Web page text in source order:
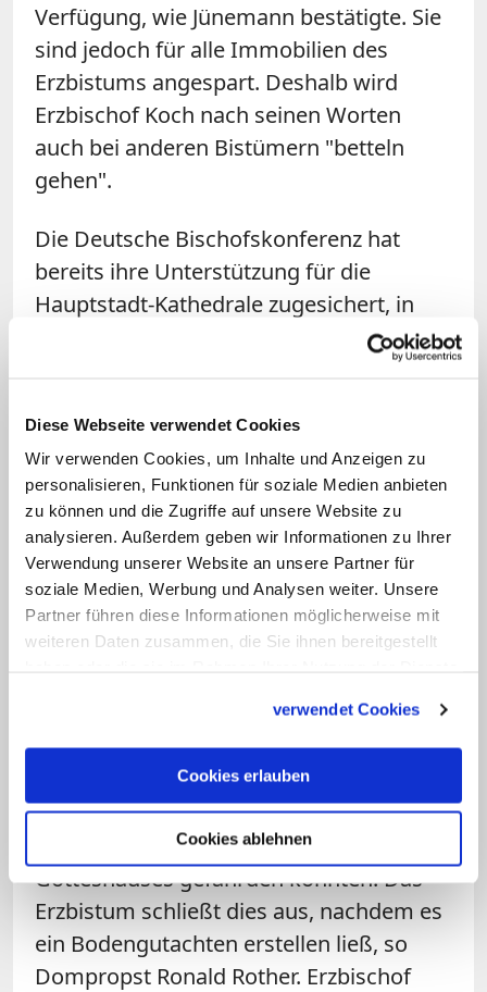
Diese Webseite verwendet Cookies
Wir verwenden Cookies, um Inhalte und Anzeigen zu
personalisieren, Funktionen für soziale Medien anbieten
zu können und die Zugriffe auf unsere Website zu
analysieren. Außerdem geben wir Informationen zu Ihrer
Verwendung unserer Website an unsere Partner für
soziale Medien, Werbung und Analysen weiter. Unsere
Partner führen diese Informationen möglicherweise mit
weiteren Daten zusammen, die Sie ihnen bereitgestellt
verwendet Cookies
Cookies erlauben
Cookies ablehnen
Verfügung, wie Jünemann bestätigte. Sie
sind jedoch für alle Immobilien des
Erzbistums angespart. Deshalb wird
Erzbischof Koch nach seinen Worten
auch bei anderen Bistümern "betteln
gehen".
Die Deutsche Bischofskonferenz hat
bereits ihre Unterstützung für die
Hauptstadt-Kathedrale zugesichert, in
der auch Gottesdienste bei wichtigen
staatlichen Anlässen gefeiert werden.
einem Bundeszuschuss in zweistelliger
Millionenhöhe. Koch versicherte, dass
das Bauvorhaben nicht auf Kosten der
Flüchtlingshilfe und anderer sozialer
Aktivitäten des Erzbistums geht. Auch
werde er das Erzbistum deswegen nicht
in eine "erneute Finanzkrise" führen,
Debatte am 15. Dezember
Anfragen gibt es zwar auch, inwieweit
Baumaßnahmen die Standfestigkeit des
Gotteshauses gefährden könnten. Das
Erzbistum schließt dies aus, nachdem es
ein Bodengutachten erstellen ließ, so
Dompropst Ronald Rother. Erzbischof